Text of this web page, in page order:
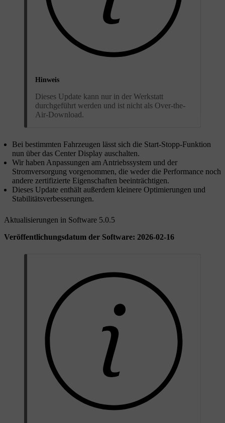
Hinweis
Dieses Update kann nur in der Werkstatt
durchgeführt werden und ist nicht als Over-the-
Air-Download.
Bei bestimmten Fahrzeugen lässt sich die Start-Stopp-Funktion
nun über das Center Display auschalten.
Wir haben Anpassungen am Antriebssystem und der
Stromversorgung vorgenommen, die weder die Performance noch
andere zertifizierte Eigenschaften beeinträchtigen.
Dieses Update enthält außerdem kleinere Optimierungen und
Stabilitätsverbesserungen.
Aktualisierungen in Software 5.0.5
Veröffentlichungsdatum der Software: 2026-02-16